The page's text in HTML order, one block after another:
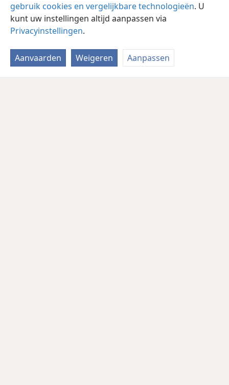
gebruik cookies en vergelijkbare technologieën. U
kunt uw instellingen altijd aanpassen via
Privacyinstellingen.
Aanvaarden Weigeren Aanpassen